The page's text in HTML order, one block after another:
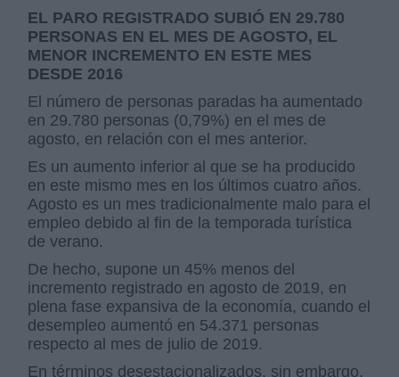
EL PARO REGISTRADO SUBIÓ EN 29.780
PERSONAS EN EL MES DE AGOSTO, EL
MENOR INCREMENTO EN ESTE MES
DESDE 2016
El número de personas paradas ha aumentado
en 29.780 personas (0,79%) en el mes de
agosto, en relación con el mes anterior.
Es un aumento inferior al que se ha producido
en este mismo mes en los últimos cuatro años.
Agosto es un mes tradicionalmente malo para el
empleo debido al fin de la temporada turística
de verano.
De hecho, supone un 45% menos del
incremento registrado en agosto de 2019, en
plena fase expansiva de la economía, cuando el
desempleo aumentó en 54.371 personas
respecto al mes de julio de 2019.
En términos desestacionalizados, sin embargo,